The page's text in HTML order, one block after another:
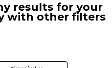
results for your
with other filters